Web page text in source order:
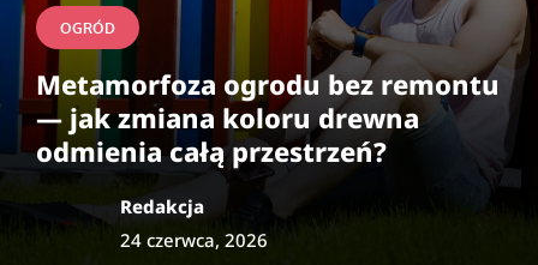
OGRÓD
Metamorfoza ogrodu bez remontu
— jak zmiana koloru drewna
odmienia całą przestrzeń?
Redakcja
24 czerwca, 2026